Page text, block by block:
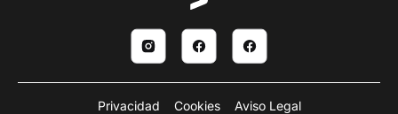
Privacidad Cookies Aviso Legal